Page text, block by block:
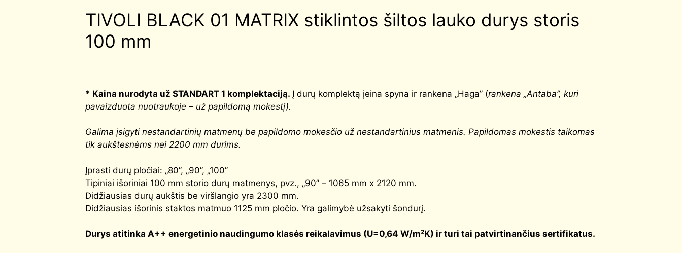
TIVOLI BLACK 01 MATRIX stiklintos šiltos lauko durys storis
100 mm
* Kaina nurodyta už STANDART 1 komplektaciją. Į durų komplektą įeina spyna ir rankena „Haga” (rankena „Antaba”, kuri
pavaizduota nuotraukoje – už papildomą mokestį).
Galima įsigyti nestandartinių matmenų be papildomo mokesčio už nestandartinius matmenis. Papildomas mokestis taikomas
tik aukštesnėms nei 2200 mm durims.
Įprasti durų pločiai: „80”, „90”, „100”
Tipiniai išoriniai 100 mm storio durų matmenys, pvz., „90” – 1065 mm x 2120 mm.
Didžiausias durų aukštis be viršlangio yra 2300 mm.
Didžiausias išorinis staktos matmuo 1125 mm pločio. Yra galimybė užsakyti šondurį.
Durys atitinka A++ energetinio naudingumo klasės reikalavimus (U=0,64 W/m²K) ir turi tai patvirtinančius sertifikatus.